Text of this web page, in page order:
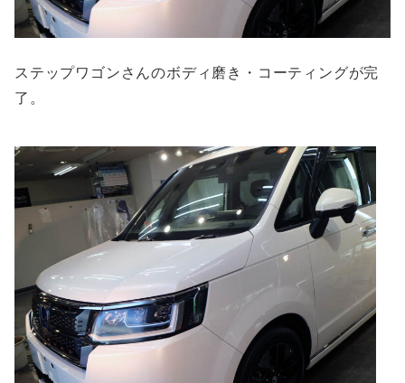
ステップワゴンさんのボディ磨き・コーティングが完
了。